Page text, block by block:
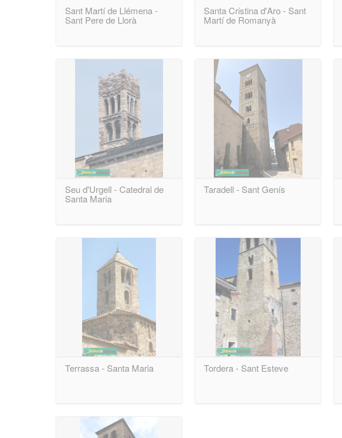
Sant Martí de Llémena -
Sant Pere de Llorà
Seu d'Urgell - Catedral de
Santa Maria
Terrassa - Santa Maria
Santa Cristina d'Aro - Sant
Martí de Romanyà
Taradell - Sant Genís
Tordera - Sant Esteve